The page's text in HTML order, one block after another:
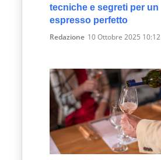
tecniche e segreti per un
espresso perfetto
Redazione 10 Ottobre 2025 10:12